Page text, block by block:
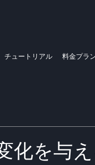
チュートリアル 料金プラ
化を与